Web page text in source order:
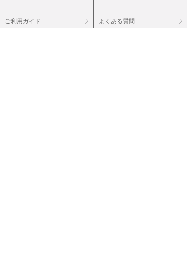
ご利用ガイド よくある質問